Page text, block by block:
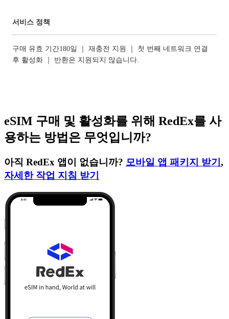
서비스 정책
구매 유효 기간180일 ｜ 재충전 지원 ｜ 첫 번째 네트워크 연결
후 활성화 ｜ 반환은 지원되지 않습니다.
eSIM 구매 및 활성화를 위해 RedEx를 사
용하는 방법은 무엇입니까?
아직 RedEx 앱이 없습니까? 모바일 앱 패키지 받기 ,
자세한 작업 지침 받기